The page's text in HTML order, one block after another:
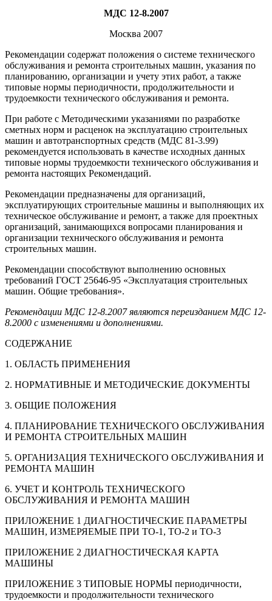
МДС 12-8.2007
Москва 2007
Рекомендации содержат положения о системе технического
обслуживания и ремонта строительных машин, указания по
планированию, организации и учету этих работ, а также
типовые нормы периодичности, продолжительности и
трудоемкости технического обслуживания и ремонта.
При работе с Методическими указаниями по разработке
сметных норм и расценок на эксплуатацию строительных
машин и автотранспортных средств (МДС 81-3.99)
рекомендуется использовать в качестве исходных данных
типовые нормы трудоемкости технического обслуживания и
ремонта настоящих Рекомендаций.
Рекомендации предназначены для организаций,
эксплуатирующих строительные машины и выполняющих их
техническое обслуживание и ремонт, а также для проектных
организаций, занимающихся вопросами планирования и
организации технического обслуживания и ремонта
строительных машин.
Рекомендации способствуют выполнению основных
требований ГОСТ 25646-95 «Эксплуатация строительных
машин. Общие требования».
Рекомендации МДС 12-8.2007 являются переизданием МДС 12-
8.2000 с изменениями и дополнениями.
СОДЕРЖАНИЕ
1. ОБЛАСТЬ ПРИМЕНЕНИЯ
2. НОРМАТИВНЫЕ И МЕТОДИЧЕСКИЕ ДОКУМЕНТЫ
3. ОБЩИЕ ПОЛОЖЕНИЯ
4. ПЛАНИРОВАНИЕ ТЕХНИЧЕСКОГО ОБСЛУЖИВАНИЯ
И РЕМОНТА СТРОИТЕЛЬНЫХ МАШИН
5. ОРГАНИЗАЦИЯ ТЕХНИЧЕСКОГО ОБСЛУЖИВАНИЯ И
РЕМОНТА МАШИН
6. УЧЕТ И КОНТРОЛЬ ТЕХНИЧЕСКОГО
ОБСЛУЖИВАНИЯ И РЕМОНТА МАШИН
ПРИЛОЖЕНИЕ 1 ДИАГНОСТИЧЕСКИЕ ПАРАМЕТРЫ
МАШИН, ИЗМЕРЯЕМЫЕ ПРИ ТО-1, ТО-2 и ТО-3
ПРИЛОЖЕНИЕ 2 ДИАГНОСТИЧЕСКАЯ КАРТА
МАШИНЫ
ПРИЛОЖЕНИЕ 3 ТИПОВЫЕ НОРМЫ периодичности,
трудоемкости и продолжительности технического